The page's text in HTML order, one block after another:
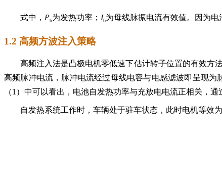
式中， Pb为发热功率； Ib为母线脉振电流有效值。因为电
1.2 高频方波注入策略
高频注入法是凸极电机零低速下估计转子位置的有效方
高频脉冲电流，脉冲电流经过母线电容与电感滤波即呈现
（1）中可以看出，电池自发热功率与充放电电流正相关，
自发热系统工作时，车辆处于驻车状态，此时电机等效